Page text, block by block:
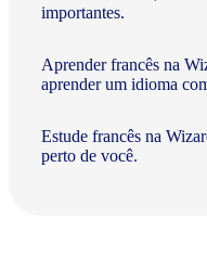
importantes.
Aprender francês na
aprender um idioma
Estude francês na
perto de você.